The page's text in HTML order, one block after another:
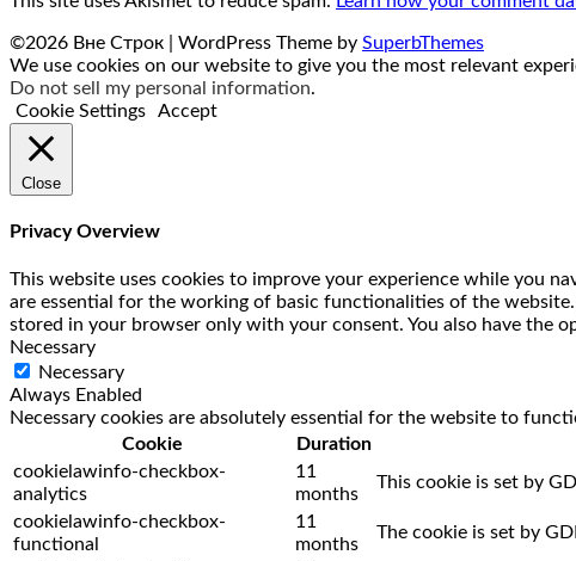
©2026 Вне Строк | WordPress Theme by SuperbThemes
We use cookies on our website to give you the most relevant
Do not sell my personal information.
Cookie Settings
Accept
Close
Privacy Overview
This website uses cookies to improve your experience while you
are essential for the working of basic functionalities of the
stored in your browser only with your consent. You also have the
Necessary
Necessary
Always Enabled
Necessary cookies are absolutely essential for the website to
Cookie
Duration
cookielawinfo-checkbox-
analytics
11
months
This cookie is set by
cookielawinfo-checkbox-
functional
11
months
The cookie is set by